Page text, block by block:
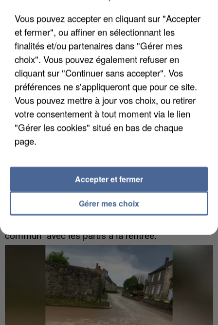
6 août 2026
Gabriel Attal et Raphaël Glucksmann visés par des
commun" avec les partis à la rentrée.
Vous pouvez accepter en cliquant sur "Accepter
et fermer", ou affiner en sélectionnant les
finalités et/ou partenaires dans "Gérer mes
choix". Vous pouvez également refuser en
cliquant sur "Continuer sans accepter". Vos
préférences ne s'appliqueront que pour ce site.
Vous pouvez mettre à jour vos choix, ou retirer
votre consentement à tout moment via le lien
"Gérer les cookies" situé en bas de chaque
page.
Gérer mes choix
Accepter et fermer